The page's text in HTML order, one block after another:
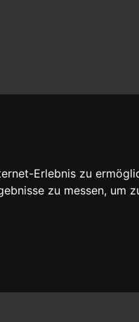
Erlebnis zu
zu messen, um